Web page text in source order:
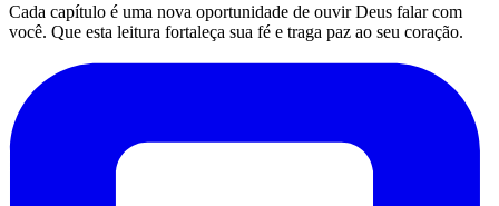
Cada capítulo é uma nova oportunidade de ouvir Deus falar com
você. Que esta leitura fortaleça sua fé e traga paz ao seu coração.